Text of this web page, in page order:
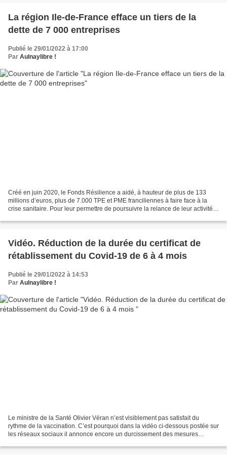
La région Ile-de-France efface un tiers de la
dette de 7 000 entreprises
Publié le 29/01/2022 à 17:00
Par Aulnaylibre !
Créé en juin 2020, le Fonds Résilience a aidé, à hauteur de plus de 133
millions d’euros, plus de 7.000 TPE et PME franciliennes à faire face à la
crise sanitaire. Pour leur permettre de poursuivre la relance de leur activité
Vidéo. Réduction de la durée du certificat de
rétablissement du Covid-19 de 6 à 4 mois
Publié le 29/01/2022 à 14:53
Par Aulnaylibre !
Le ministre de la Santé Olivier Véran n’est visiblement pas satisfait du
rythme de la vaccination. C’est pourquoi dans la vidéo ci-dessous postée sur
les réseaux sociaux il annonce encore un durcissement des mesures